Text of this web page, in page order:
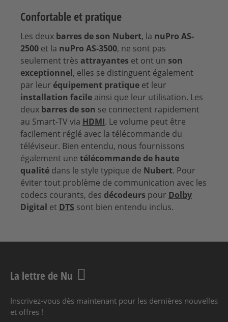
Confortable et pratique
Les deux barres de son Nubert, la nuPro AS-
2500 et la nuPro AS-3500, ne sont pas
seulement très attrayantes et ont un son
exceptionnel, elles se distinguent également
par leur équipement pratique et leur
installation facile ainsi que leur utilisation. Les
deux barres de son se connectent rapidement
au Smart-TV via HDMI. Le volume peut être
facilement réglé avec la télécommande du
téléviseur. Bien entendu, nous fournissons
également une télécommande de haute
qualité dans le style typique de Nubert. Pour
éviter tout problème de communication avec les
codecs courants, des décodeurs pour Dolby
Digital et DTS sont bien entendu inclus.
La lettre de Nu
Inscrivez-vous dès maintenant pour les dernières nouvelles
et offres !